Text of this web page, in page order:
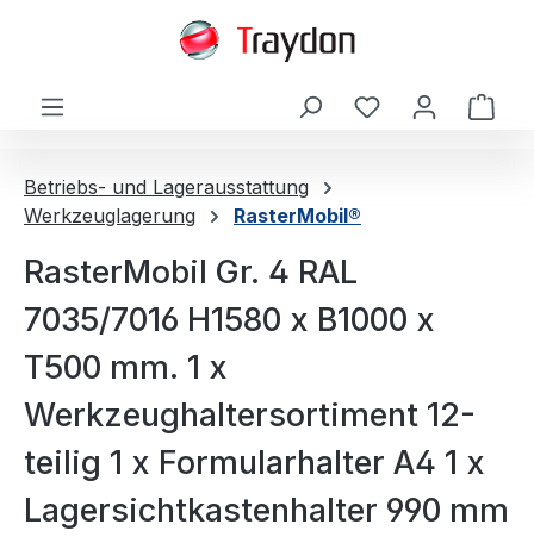
Betriebs- und Lagerausstattung
Werkzeuglagerung
RasterMobil®
RasterMobil Gr. 4 RAL
7035/7016 H1580 x B1000 x
T500 mm. 1 x
Werkzeughaltersortiment 12-
teilig 1 x Formularhalter A4 1 x
Lagersichtkastenhalter 990 mm